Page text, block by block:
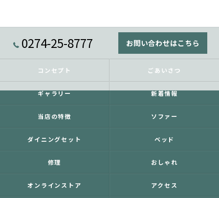
0274-25-8777 お問い合わせはこちら
コンセプト ごあいさつ
ギャラリー 新着情報
当店の特徴 ソファー
ダイニングセット ベッド
修理 おしゃれ
オンラインストア アクセス